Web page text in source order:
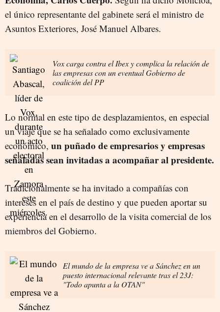
el único representante del gabinete será el ministro de
Asuntos Exteriores, José Manuel Albares.
Vox carga contra el Ibex y complica la relación de
las empresas con un eventual Gobierno de
coalición del PP
Lo normal en este tipo de desplazamientos, en especial
un viaje que se ha señalado como exclusivamente
económico, un puñado de empresarios y empresas
señaladas sean invitadas a acompañar al presidente.
Tradicionalmente se ha invitado a compañías con
intereses en el país de destino y que pueden aportar su
experiencia en el desarrollo de la visita comercial de los
miembros del Gobierno.
El mundo de la empresa ve a Sánchez en un
puesto internacional relevante tras el 23J:
"Todo apunta a la OTAN"